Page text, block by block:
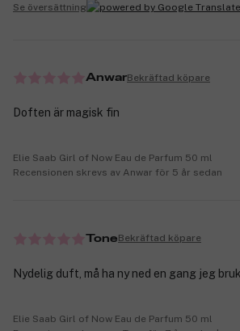
Se översättning
AnwarBekräftad köpare
Doften är magisk fin
Elie Saab Girl of Now Eau de Parfum 50 ml
Recensionen skrevs av Anwar för 5 år sedan
ToneBekräftad köpare
Nydelig duft, må ha ny ned en gang jeg
Elie Saab Girl of Now Eau de Parfum 50 ml